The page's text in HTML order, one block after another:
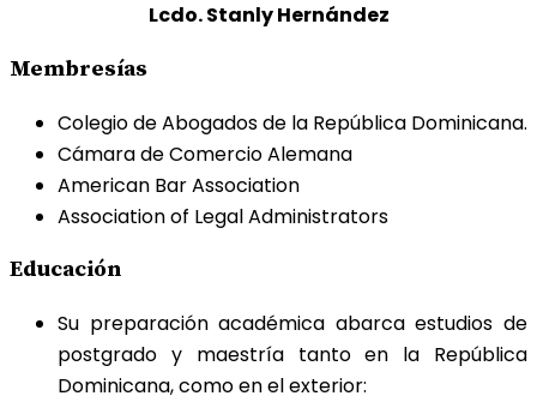
Lcdo. Stanly Hernández
Membresías
Colegio de Abogados de la República Dominicana.
Cámara de Comercio Alemana
American Bar Association
Association of Legal Administrators
Educación
Su preparación académica abarca estudios de
postgrado y maestría tanto en la República
Dominicana, como en el exterior: